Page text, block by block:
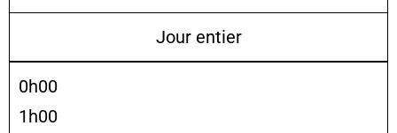
Jour entier
0h00
1h00